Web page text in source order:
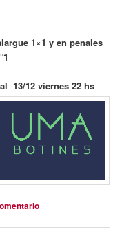
1×1 y en penales
13/12 viernes 22 hs